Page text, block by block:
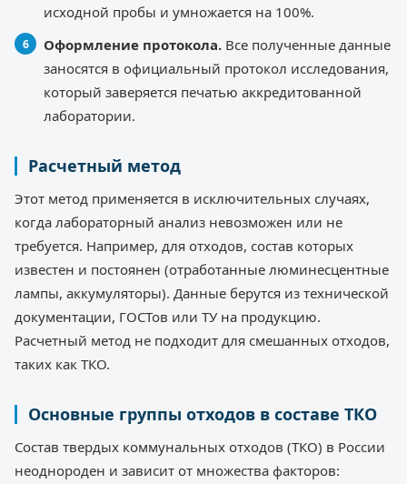
исходной пробы и умножается на 100%.
Оформление протокола. Все полученные данные
заносятся в официальный протокол исследования,
который заверяется печатью аккредитованной
лаборатории.
Расчетный метод
Этот метод применяется в исключительных случаях,
когда лабораторный анализ невозможен или не
требуется. Например, для отходов, состав которых
известен и постоянен (отработанные люминесцентные
лампы, аккумуляторы). Данные берутся из технической
документации, ГОСТов или ТУ на продукцию.
Расчетный метод не подходит для смешанных отходов,
таких как ТКО.
Основные группы отходов в составе ТКО
Состав твердых коммунальных отходов (ТКО) в России
неоднороден и зависит от множества факторов: